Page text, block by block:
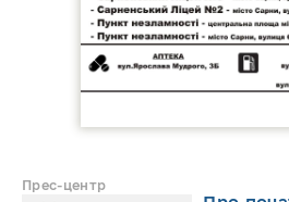
Прес-центр